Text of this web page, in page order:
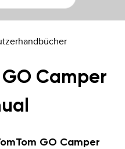
Camper
GO Camper